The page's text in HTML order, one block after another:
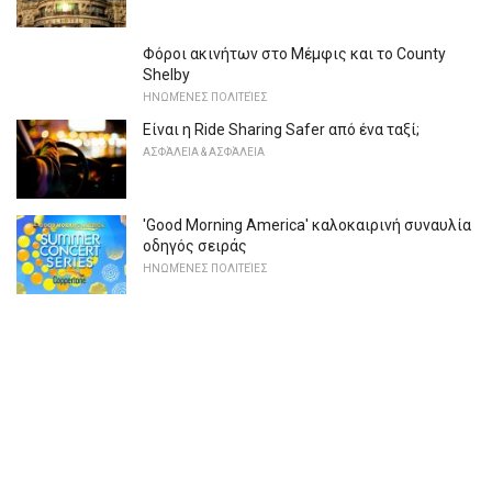
Φόροι ακινήτων στο Μέμφις και το County
Shelby
ΗΝΩΜΈΝΕΣ ΠΟΛΙΤΕΊΕΣ
Είναι η Ride Sharing Safer από ένα ταξί;
ΑΣΦΆΛΕΙΑ & ΑΣΦΆΛΕΙΑ
'Good Morning America' καλοκαιρινή συναυλία
οδηγός σειράς
ΗΝΩΜΈΝΕΣ ΠΟΛΙΤΕΊΕΣ